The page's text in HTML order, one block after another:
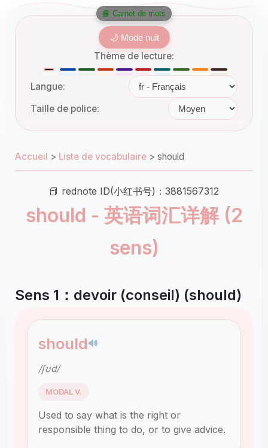
🌙 Mode nuit
Thème de lecture:
Langue:
Taille de police:
Accueil > Liste de vocabulaire > should
📕 rednote ID(小红书号)：3881567312
should - 英语词汇详解 (2
sens)
Sens 1：devoir (conseil) (should)
should🔊
/ʃʊd/
MODAL V.
Used to say what is the right or
responsible thing to do, or to give advice.
📘 Carnet de mots